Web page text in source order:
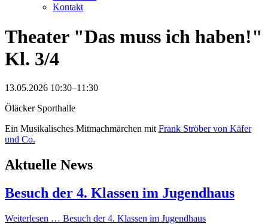
Kontakt
Theater "Das muss ich haben!"
Kl. 3/4
13.05.2026 10:30–11:30
Öläcker Sporthalle
Ein Musikalisches Mitmachmärchen mit Frank Ströber von Käfer
und Co.
Aktuelle News
Besuch der 4. Klassen im Jugendhaus
Weiterlesen … Besuch der 4. Klassen im Jugendhaus